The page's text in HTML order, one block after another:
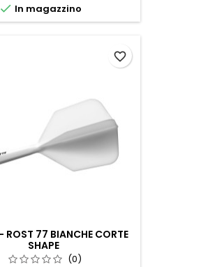
 In magazzino
ROST 77 BIANCHE CORTE
SHAPE
(0)
favorite_border